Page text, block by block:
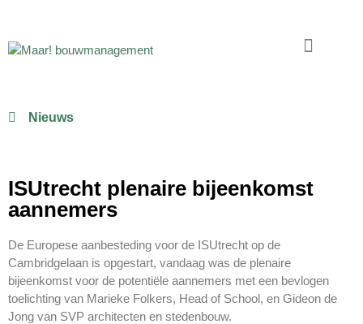
Nieuws
ISUtrecht plenaire bijeenkomst
aannemers
De Europese aanbesteding voor de ISUtrecht op de
Cambridgelaan is opgestart, vandaag was de plenaire
bijeenkomst voor de potentiële aannemers met een bevlogen
toelichting van Marieke Folkers, Head of School, en Gideon de
Jong van SVP architecten en stedenbouw.